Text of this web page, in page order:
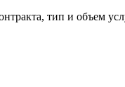
тип и объем